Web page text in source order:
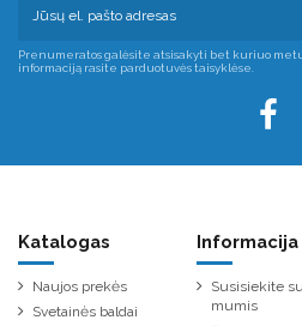
Prenumeratos galėsite atsisakyti bet kuriuo
informaciją rasite parduotuvės taisyklėse.
Katalogas
Naujos prekės
Svetainės baldai
Informacija
Susisiekite
mumis